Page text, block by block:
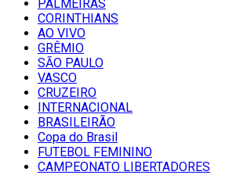
PALMEIRAS
CORINTHIANS
AO VIVO
GRÊMIO
SĀO PAULO
VASCO
CRUZEIRO
INTERNACIONAL
BRASILEIRÃO
Copa do Brasil
FUTEBOL FEMININO
CAMPEONATO LIBERTADORES